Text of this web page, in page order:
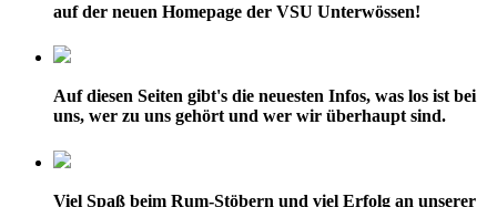
auf der neuen Homepage der VSU Unterwössen!
Auf diesen Seiten gibt's die neuesten Infos, was los ist bei
uns, wer zu uns gehört und wer wir überhaupt sind.
Viel Spaß beim Rum-Stöbern und viel Erfolg an unserer